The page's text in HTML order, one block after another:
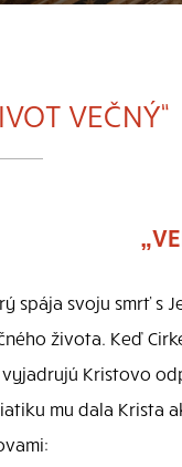
VEČNÝ“
spája svoju smrť s
života. Keď
Kristovo
mu dala Krista